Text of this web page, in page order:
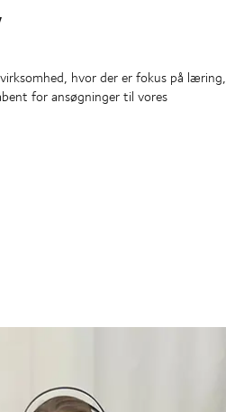
hvor der er fokus på læring,
for ansøgninger til vores